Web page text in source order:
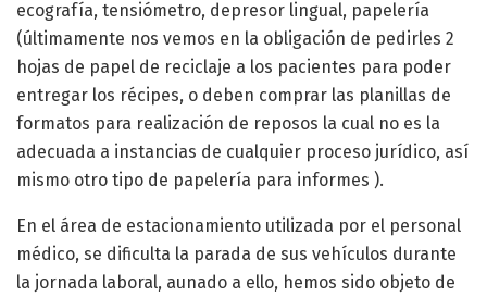
ecografía, tensiómetro, depresor lingual, papelería
(últimamente nos vemos en la obligación de pedirles 2
hojas de papel de reciclaje a los pacientes para poder
entregar los récipes, o deben comprar las planillas de
formatos para realización de reposos la cual no es la
adecuada a instancias de cualquier proceso jurídico, así
mismo otro tipo de papelería para informes ).
En el área de estacionamiento utilizada por el personal
médico, se dificulta la parada de sus vehículos durante
la jornada laboral, aunado a ello, hemos sido objeto de